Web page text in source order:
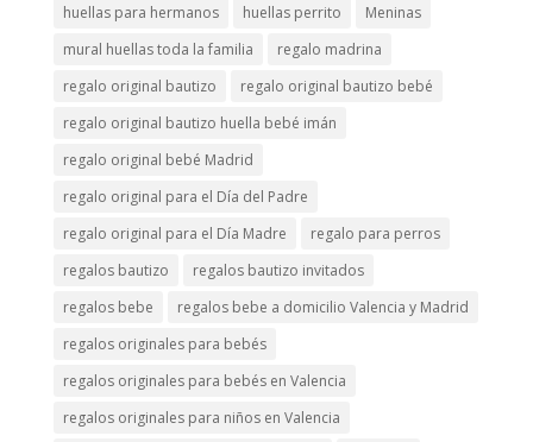
huellas para hermanos
huellas perrito
Meninas
mural huellas toda la familia
regalo madrina
regalo original bautizo
regalo original bautizo bebé
regalo original bautizo huella bebé imán
regalo original bebé Madrid
regalo original para el Día del Padre
regalo original para el Día Madre
regalo para perros
regalos bautizo
regalos bautizo invitados
regalos bebe
regalos bebe a domicilio Valencia y Madrid
regalos originales para bebés
regalos originales para bebés en Valencia
regalos originales para niños en Valencia